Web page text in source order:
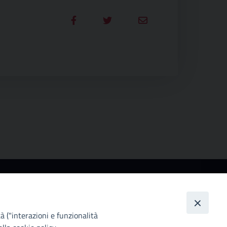
sito web accessibile, conformemente al
10 agosto 2018, n°106 che ha recepito la
("interazioni e funzionalità